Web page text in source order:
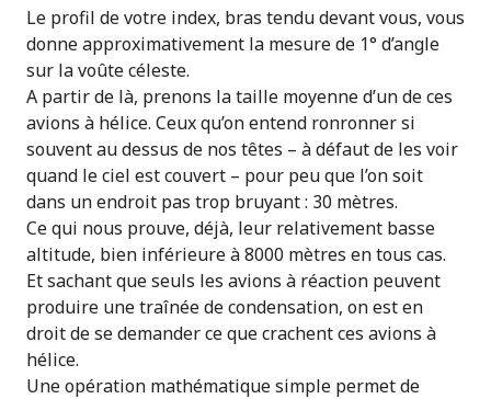
Le profil de votre index, bras tendu devant vous, vous
donne approximativement la mesure de 1° d’angle
sur la voûte céleste.
A partir de là, prenons la taille moyenne d’un de ces
avions à hélice. Ceux qu’on entend ronronner si
souvent au dessus de nos têtes – à défaut de les voir
quand le ciel est couvert – pour peu que l’on soit
dans un endroit pas trop bruyant : 30 mètres.
Ce qui nous prouve, déjà, leur relativement basse
altitude, bien inférieure à 8000 mètres en tous cas.
Et sachant que seuls les avions à réaction peuvent
produire une traînée de condensation, on est en
droit de se demander ce que crachent ces avions à
hélice.
Une opération mathématique simple permet de